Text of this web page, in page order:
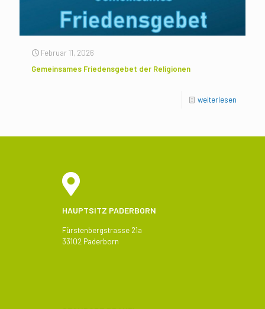
Februar 11, 2026
Gemeinsames Friedensgebet der Religionen
weiterlesen
HAUPTSITZ PADERBORN
Fürstenbergstrasse 21a
33102 Paderborn